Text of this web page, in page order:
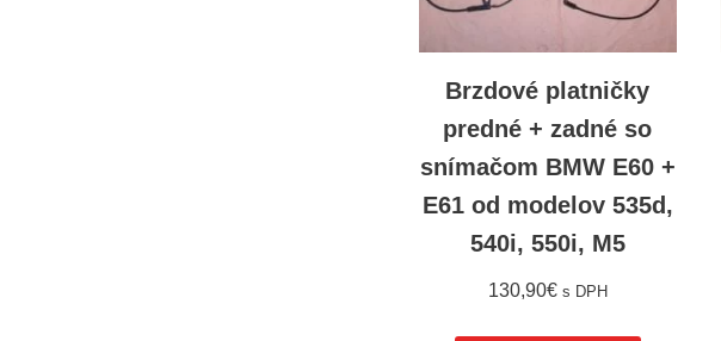
Brzdové platničky
predné + zadné so
snímačom BMW E60 +
E61 od modelov 535d,
540i, 550i, M5
130,90€ s DPH